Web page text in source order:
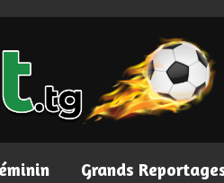
Grands